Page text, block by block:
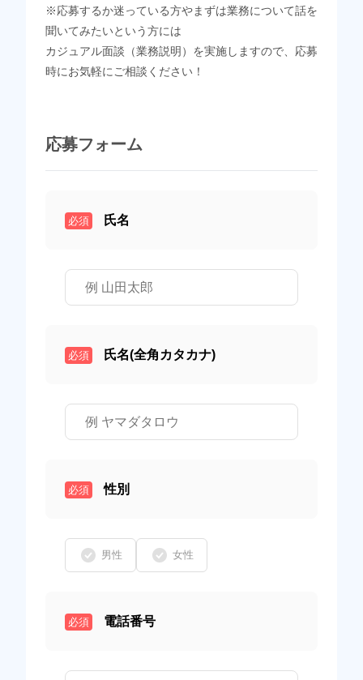
※応募するか迷っている方やまずは業務について話を
聞いてみたいという方には
カジュアル面談（業務説明）を実施しますので、応募
時にお気軽にご相談ください！
応募フォーム
必須 氏名
必須 氏名(全角カタカナ)
必須 性別
男性 女性
必須 電話番号